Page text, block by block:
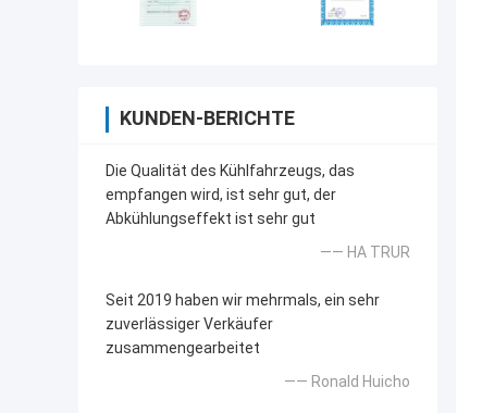
KUNDEN-BERICHTE
Die Qualität des Kühlfahrzeugs, das
empfangen wird, ist sehr gut, der
Abkühlungseffekt ist sehr gut
—— HA TRUR
Seit 2019 haben wir mehrmals, ein sehr
zuverlässiger Verkäufer
zusammengearbeitet
—— Ronald Huicho